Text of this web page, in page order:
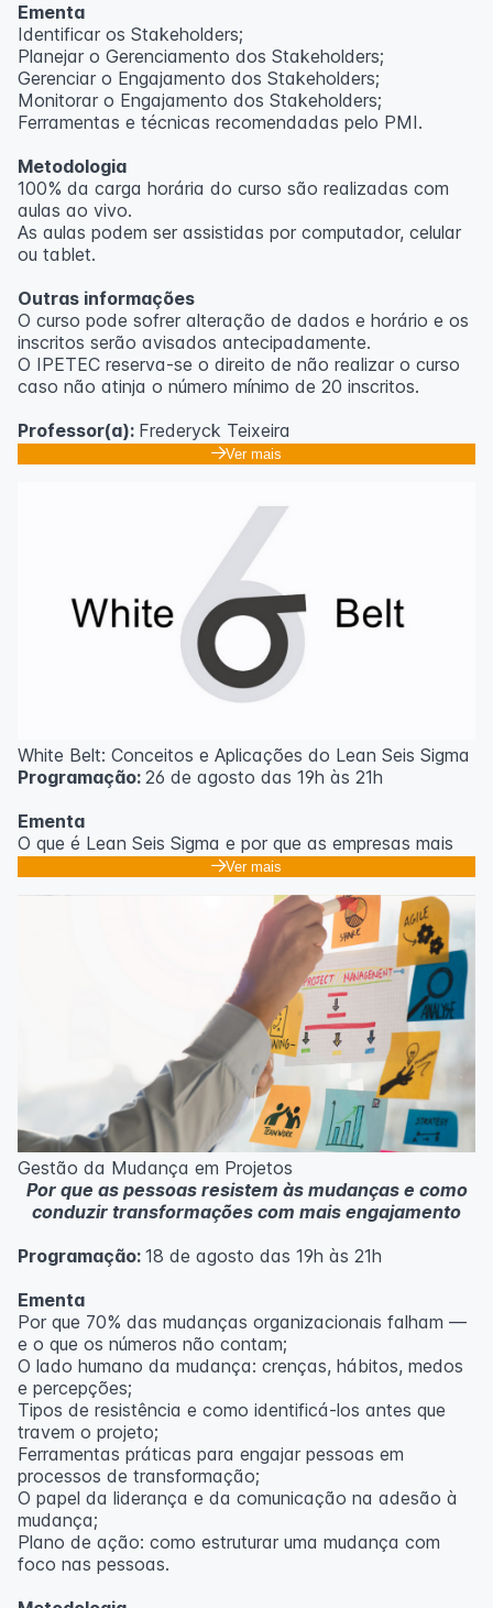
Professor(a):Frederyck Teixeira
Ementa
Identificar os Stakeholders;
Planejar o Gerenciamento dos Stakeholders;
Gerenciar o Engajamento dos Stakeholders;
Monitorar o Engajamento dos Stakeholders;
Ferramentas e técnicas recomendadas pelo PMI.
Metodologia
100% da carga horária do curso são realizadas com
aulas ao vivo.
As aulas podem ser assistidas por computador, celular
ou tablet.
Outras informações
O curso pode sofrer alteração de dados e horário e os
inscritos serão avisados ​​antecipadamente.
O IPETEC reserva-se o direito de não realizar o curso
caso não atinja o número mínimo de 20 inscritos.
Professor(a): Frederyck Teixeira
Ver mais
White Belt: Conceitos e Aplicações do Lean Seis Sigma
Programação: 26 de agosto das 19h às 21h
Ementa
O que é Lean Seis Sigma e por que as empresas mais
eficientes do mundo usam;
Introdução ao DMAIC: o roteiro para resolver
Ferramentas essenciais: 5 Porquês, Ishikawa e voz do
Casos práticos de melhoria em processos
administrativos e operacionais;
Próximos passos na jornada Lean Seis Sigma: do White
Metodologia
100% da carga horária do curso são realizadas com
aulas ao vivo.
As aulas podem ser assistidas por computador, celular
ou tablet.
Outras informações
inscritos serão avisados ​​antecipadamente.
O IPETEC reserva-se o direito de não realizar o curso
caso não atinja o número mínimo de 20 inscritos.
Professor(a):
Ver mais
Gestão da Mudança em Projetos
Por que as pessoas resistem às mudanças e como
conduzir transformações com mais engajamento
Programação: 18 de agosto das 19h às 21h
Ementa
Por que 70% das mudanças organizacionais falham —
e o que os números não contam;
O lado humano da mudança: crenças, hábitos, medos
e percepções;
Tipos de resistência e como identificá-los antes que
travem o projeto;
Ferramentas práticas para engajar pessoas em
processos de transformação;
O papel da liderança e da comunicação na adesão à
mudança;
Plano de ação: como estruturar uma mudança com
foco nas pessoas.